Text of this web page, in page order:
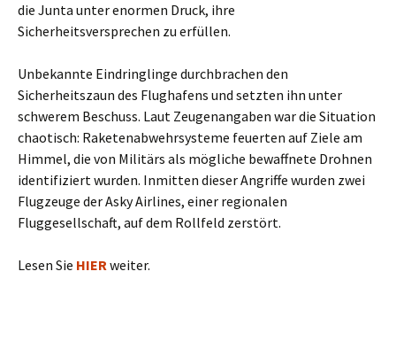
die Junta unter enormen Druck, ihre
Sicherheitsversprechen zu erfüllen.
Unbekannte Eindringlinge durchbrachen den
Sicherheitszaun des Flughafens und setzten ihn unter
schwerem Beschuss. Laut Zeugenangaben war die Situation
chaotisch: Raketenabwehrsysteme feuerten auf Ziele am
Himmel, die von Militärs als mögliche bewaffnete Drohnen
identifiziert wurden. Inmitten dieser Angriffe wurden zwei
Flugzeuge der Asky Airlines, einer regionalen
Fluggesellschaft, auf dem Rollfeld zerstört.
Lesen Sie HIERweiter.